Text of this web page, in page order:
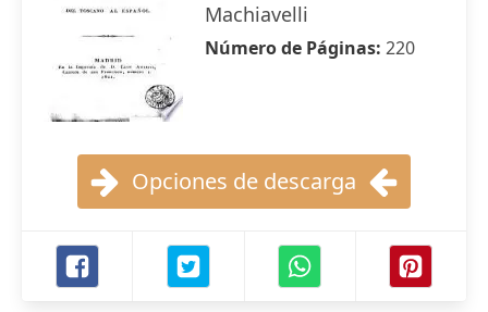
Machiavelli
Número de Páginas: 220
Opciones de descarga